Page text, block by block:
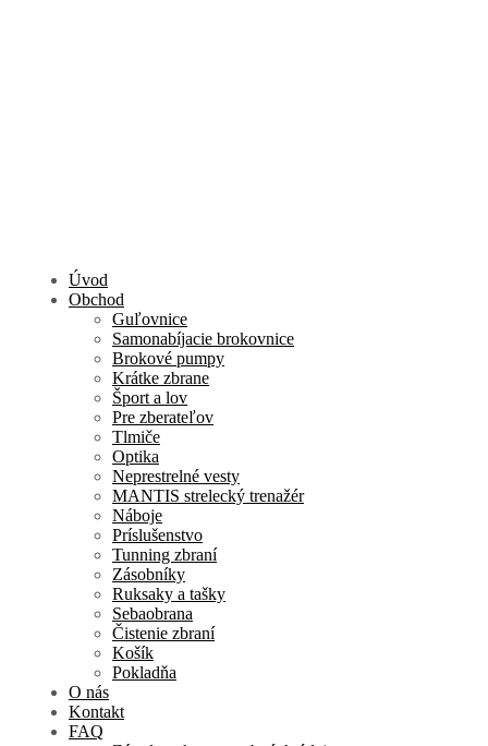
Úvod
Obchod
Guľovnice
Samonabíjacie brokovnice
Brokové pumpy
Krátke zbrane
Šport a lov
Pre zberateľov
Tlmiče
Optika
Neprestrelné vesty
MANTIS strelecký trenažér
Náboje
Príslušenstvo
Tunning zbraní
Zásobníky
Ruksaky a tašky
Sebaobrana
Čistenie zbraní
Košík
Pokladňa
O nás
Kontakt
FAQ